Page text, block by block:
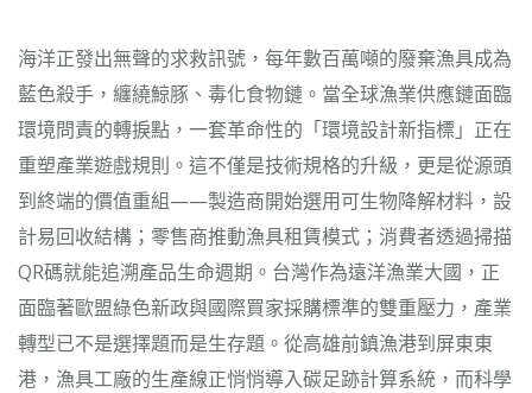
海洋正發出無聲的求救訊號，每年數百萬噸的廢棄漁具成為
藍色殺手，纏繞鯨豚、毒化食物鏈。當全球漁業供應鏈面臨
環境問責的轉捩點，一套革命性的「環境設計新指標」正在
重塑產業遊戲規則。這不僅是技術規格的升級，更是從源頭
到終端的價值重組——製造商開始選用可生物降解材料，設
計易回收結構；零售商推動漁具租賃模式；消費者透過掃描
QR碼就能追溯產品生命週期。台灣作為遠洋漁業大國，正
面臨著歐盟綠色新政與國際買家採購標準的雙重壓力，產業
轉型已不是選擇題而是生存題。從高雄前鎮漁港到屏東東
港，漁具工廠的生產線正悄悄導入碳足跡計算系統，而科學